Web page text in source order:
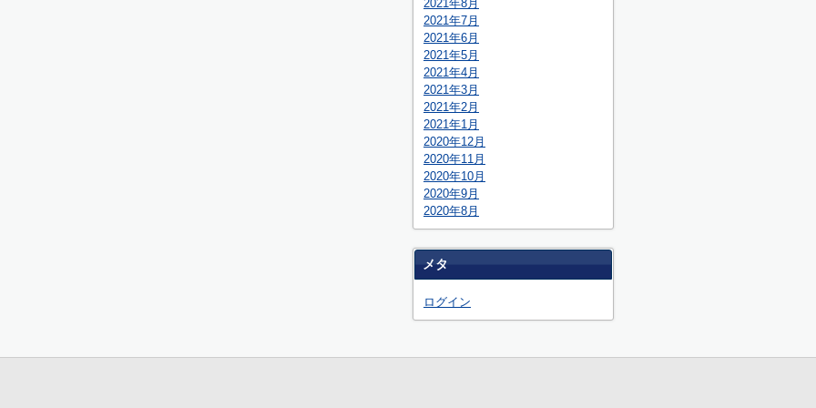
2021年8月
2021年7月
2021年6月
2021年5月
2021年4月
2021年3月
2021年2月
2021年1月
2020年12月
2020年11月
2020年10月
2020年9月
2020年8月
メタ
ログイン